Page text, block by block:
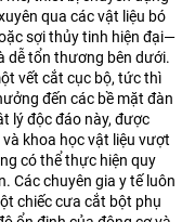
qua các vật liệu bó
sợi thủy tinh hiện đại—
dễ tổn thương bên dưới.
vết cắt cục bộ, tức thì
đến các bề mặt đàn
lý độc đáo này, được
khoa học vật liệu vượt
có thể thực hiện quy
Các chuyên gia y tế luôn
chiếc cưa cắt bột phụ